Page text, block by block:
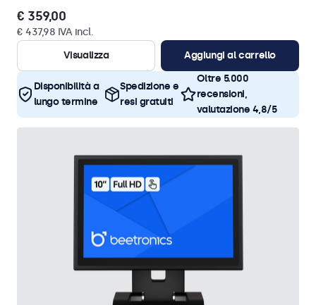
€ 359,00
€ 437,98 IVA incl.
Visualizza
Aggiungi al carrello
Disponibilità a
lungo termine
Spedizione e
resi gratuiti
Oltre 5.000
recensioni,
valutazione 4,8/5